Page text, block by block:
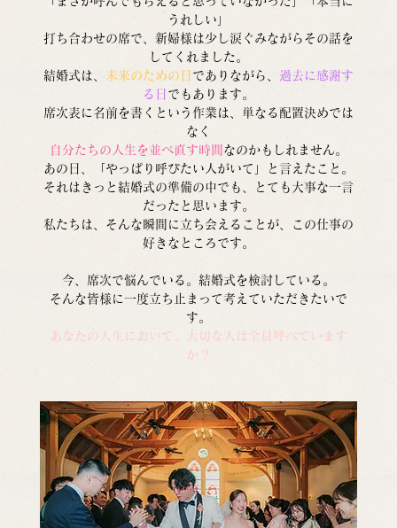
うれしい」
打ち合わせの席で、新婦様は少し涙ぐみながらその話を
してくれました。
結婚式は、 未来のための日 でありながら、 過去に感謝す
る日 でもあります。
席次表に名前を書くという作業は、単なる配置決めでは
なく
自分たちの人生を並べ直す時間なのかもしれません。
あの日、「やっぱり呼びたい人がいて」と言えたこと。
それはきっと結婚式の準備の中でも、とても大事な一言
だったと思います。
私たちは、そんな瞬間に立ち会えることが、この仕事の
好きなところです。
今、席次で悩んでいる。結婚式を検討している。
そんな皆様に一度立ち止まって考えていただきたいで
す。
あなたの人生において、大切な人は全員呼べています
か？